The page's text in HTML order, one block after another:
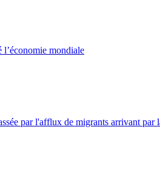
mondiale
par l'afflux de migrants arrivant par